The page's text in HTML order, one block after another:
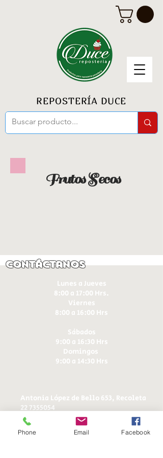
REPOSTERÍA DUCE
Frutos Secos
Contáctanos
Lunes a Jueves
8:00 a 17:00 Hrs.
Viernes
8:00 a 16:00 Hrs​
Sábados
9:00 a 16:30 Hrs
Domingos
9:00 a 14:30 Hrs
Antonia López de Bello 653, Recoleta
22 7355054
22 7375725
+56 9 75224598
ducereposteria@gmail.com
Phone Email Facebook